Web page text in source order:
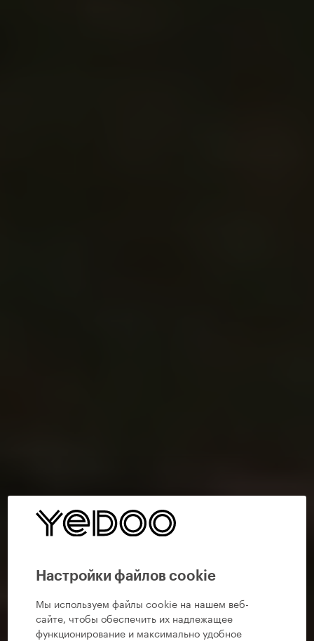
Настройки файлов cookie
Мы используем файлы cookie на нашем веб-
сайте, чтобы обеспечить их надлежащее
функционирование и максимально удобное